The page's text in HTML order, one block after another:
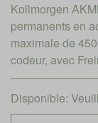
Kollmorgen
permanents en
maximale de
codeur, avec
Disponible: